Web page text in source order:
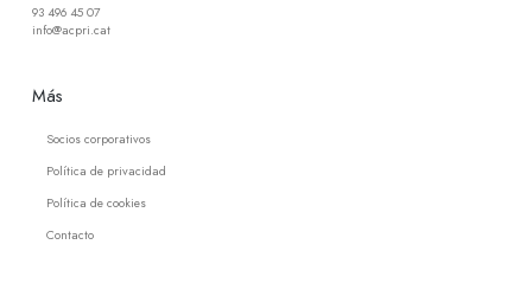
93 496 45 07
info@acpri.cat
Más
Socios corporativos
Política de privacidad
Política de cookies
Contacto